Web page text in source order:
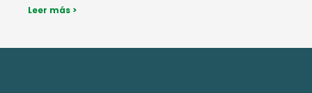
Leer más >